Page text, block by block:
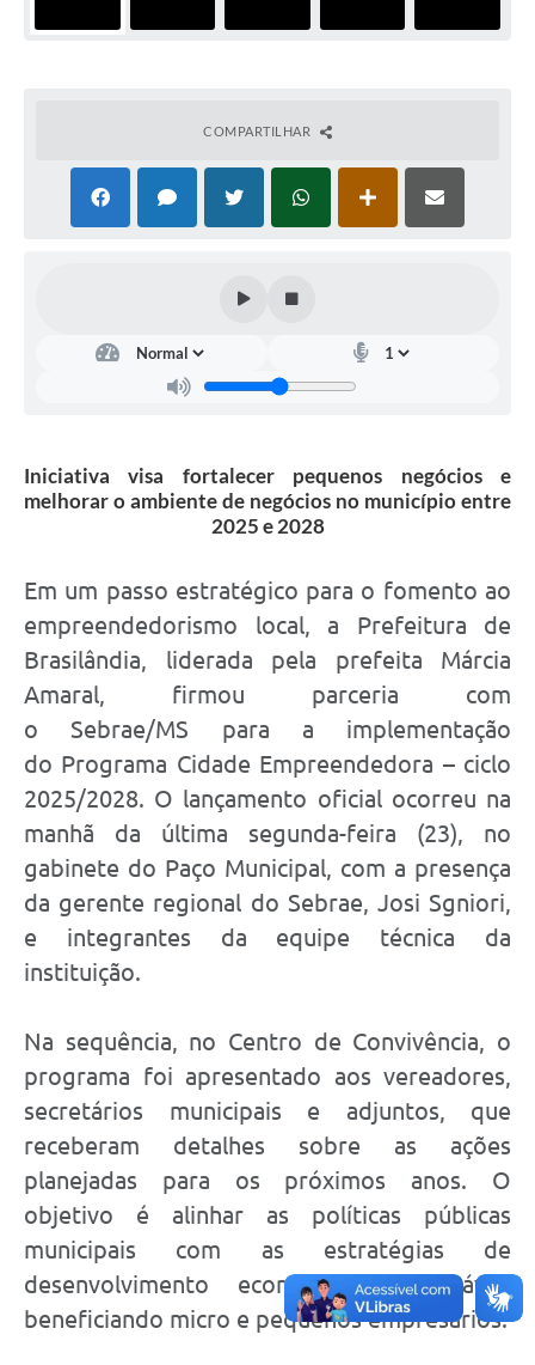
COMPARTILHAR
Iniciativa visa fortalecer pequenos negócios e
melhorar o ambiente de negócios no município entre
2025 e 2028
Em um passo estratégico para o fomento ao
empreendedorismo local, a Prefeitura de
Brasilândia, liderada pela prefeita Márcia
Amaral, firmou parceria com
o Sebrae/MS para a implementação
do Programa Cidade Empreendedora – ciclo
2025/2028. O lançamento oficial ocorreu na
manhã da última segunda-feira (23), no
gabinete do Paço Municipal, com a presença
da gerente regional do Sebrae, Josi Sgniori,
e integrantes da equipe técnica da
instituição.
Na sequência, no Centro de Convivência, o
programa foi apresentado aos vereadores,
secretários municipais e adjuntos, que
receberam detalhes sobre as ações
planejadas para os próximos anos. O
objetivo é alinhar as políticas públicas
municipais com as estratégias de
desenvolvimento econômico sustentável,
beneficiando micro e pequenos empresários.